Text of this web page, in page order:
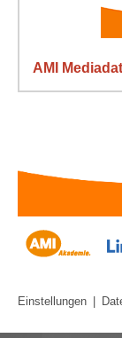
AMI
Einstellungen